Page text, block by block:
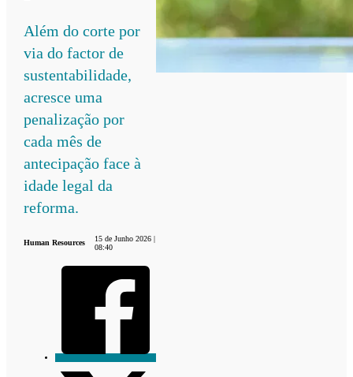
Além do corte por
via do factor de
sustentabilidade,
acresce uma
penalização por
cada mês de
antecipação face à
idade legal da
reforma.
Human Resources
15 de Junho 2026 |
08:40